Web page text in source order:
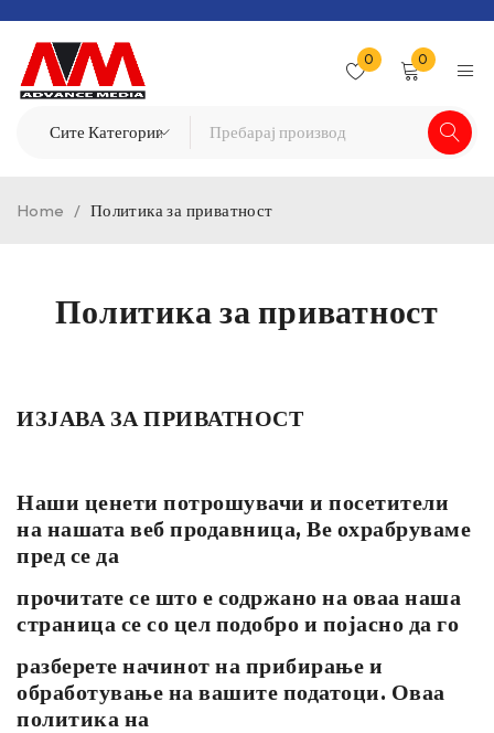
0 0
Политика за приватност
Home / Политика за приватност
ИЗЈАВА ЗА ПРИВАТНОСТ
Наши ценети потрошувачи и посетители
на нашата веб продавница, Ве охрабруваме
пред се да
прочитате се што е содржано на оваа наша
страница се со цел подобро и појасно да го
разберете начинот на прибирање и
обработување на вашите податоци. Оваа
политика на